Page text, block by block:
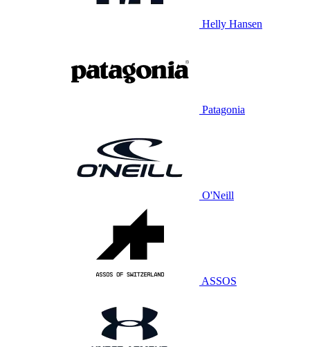
Helly Hansen
Patagonia
O'Neill
ASSOS